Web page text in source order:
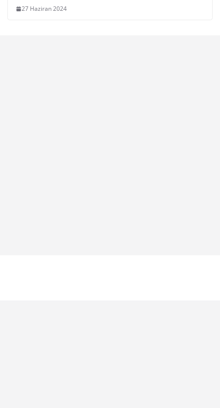
27 Haziran 2024